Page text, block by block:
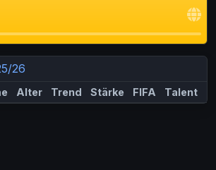
26
Alter Trend Stärke FIFA Talent